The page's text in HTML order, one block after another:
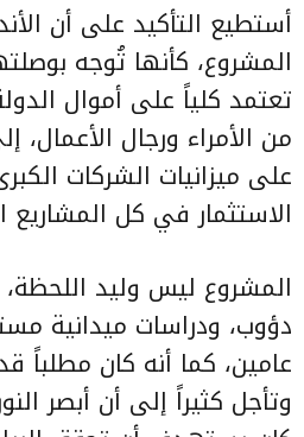
أستطيع التأكيد على أن
المشروع، كأنها تُوجه
تعتمد كلياً على أموال
من الأمراء ورجال
على ميزانيات الشركات
الاستثمار في كل المشاريع
المشروع ليس وليد
دؤوب، ودراسات ميدانية
عامين، كما أنه كان مطلباً
وتأجل كثيراً إلى أن أبصر